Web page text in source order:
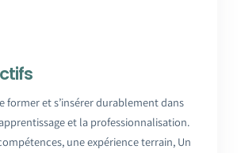
former et s’insérer durablement dans
et la professionnalisation.
une expérience terrain, Un